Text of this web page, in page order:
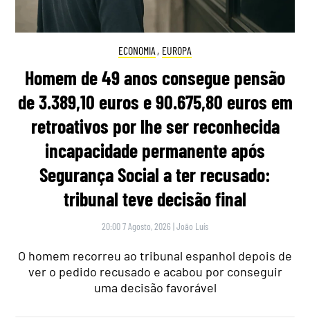
ECONOMIA , EUROPA
Homem de 49 anos consegue pensão
de 3.389,10 euros e 90.675,80 euros em
retroativos por lhe ser reconhecida
incapacidade permanente após
Segurança Social a ter recusado:
tribunal teve decisão final
20:00 7 Agosto, 2026 |João Luís
O homem recorreu ao tribunal espanhol depois de
ver o pedido recusado e acabou por conseguir
uma decisão favorável